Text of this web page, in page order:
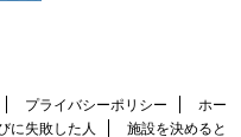
プライバシーポリシー
ホー
に失敗した人
施設を決めると